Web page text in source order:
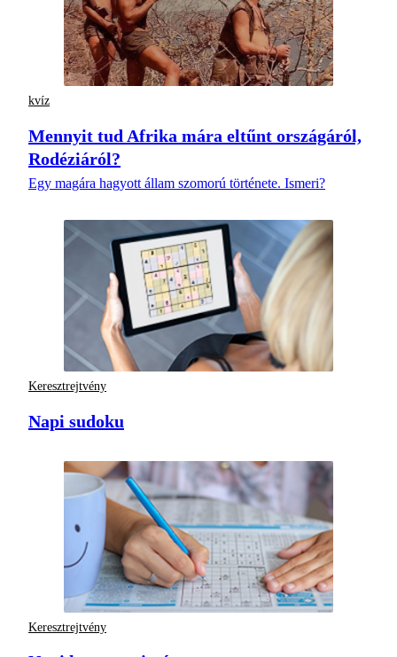
kvíz
Mennyit tud Afrika mára eltűnt országáról,
Rodéziáról?
Egy magára hagyott állam szomorú története. Ismeri?
Keresztrejtvény
Napi sudoku
Keresztrejtvény